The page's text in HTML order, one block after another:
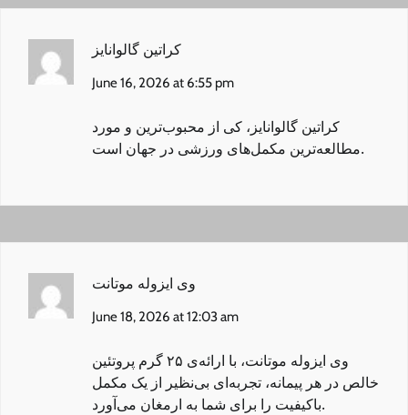
کراتین گالوانایز
June 16, 2026 at 6:55 pm
کراتین گالوانایز ، کی از محبوب‌ترین و مورد
مطالعه‌ترین مکمل‌های ورزشی در جهان است.
وی ایزوله موتانت
June 18, 2026 at 12:03 am
وی ایزوله موتانت
، با ارائه‌ی ۲۵ گرم پروتئین
خالص در هر پیمانه، تجربه‌ای بی‌نظیر از یک مکمل
باکیفیت را برای شما به ارمغان می‌آورد.